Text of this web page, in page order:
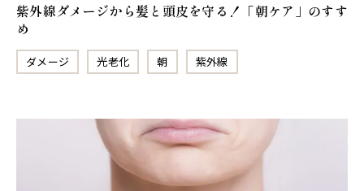
紫外線ダメージから髪と頭皮を守る！「朝ケア」のすす
め
ダメージ 光老化 朝 紫外線